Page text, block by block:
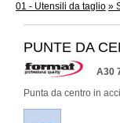
01 - Utensili da taglio »
PUNTE DA
A30
Punta da centro in